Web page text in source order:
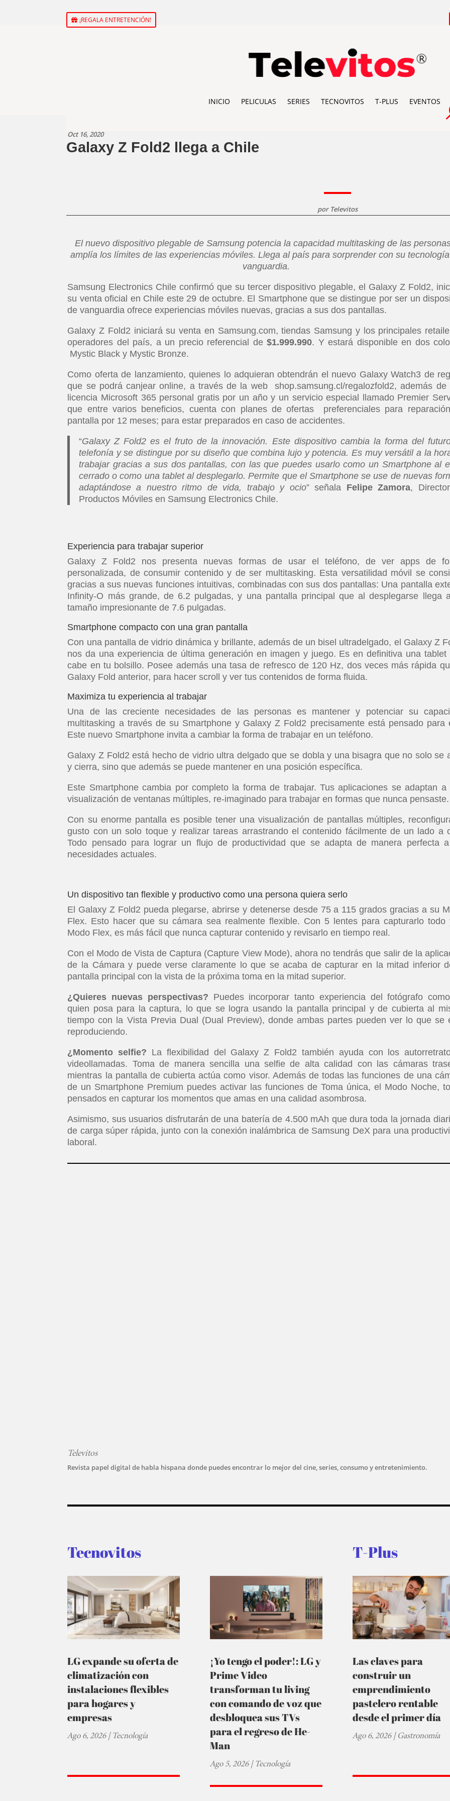
¡REGALA ENTRETENCIÓN!
INICIO PELICULAS SERIES TECNOVITOS T-PLUS EVENTOS
Oct 16, 2020
Galaxy Z Fold2 llega a Chile
por Televitos
El nuevo dispositivo plegable de Samsung potencia la capacidad multitasking de las
amplía los límites de las experiencias móviles. Llega al país para sorprender con su
vanguardia.
Samsung Electronics Chile confirmó que su tercer dispositivo plegable, el Galaxy Z Fold2,
su venta oficial en Chile este 29 de octubre. El Smartphone que se distingue por ser un
de vanguardia ofrece experiencias móviles nuevas, gracias a sus dos pantallas.
Galaxy Z Fold2 iniciará su venta en Samsung.com, tiendas Samsung y los principales
operadores del país, a un precio referencial de$1.999.990. Y estará disponible en dos
Mystic Black y Mystic Bronze.
Como oferta de lanzamiento, quienes lo adquieran obtendrán el nuevo Galaxy Watch3 de
que se podrá canjear online, a través de la web shop.samsung.cl/regalozfold2, además de
licencia Microsoft 365 personal gratis por un año y un servicio especial llamado Premier
que entre varios beneficios, cuenta con planes de ofertas preferenciales para
pantalla por 12 meses; para estar preparados en caso de accidentes.
“Galaxy Z Fold2 es el fruto de la innovación. Este dispositivo cambia la forma del
telefonía y se distingue por su diseño que combina lujo y potencia. Es muy versátil a la
trabajar gracias a sus dos pantallas, con las que puedes usarlo como un Smartphone al
cerrado o como una tablet al desplegarlo. Permite que el Smartphone se use de nuevas
adaptándose a nuestro ritmo de vida, trabajo y ocio” señala Felipe Zamora,
Productos Móviles en Samsung Electronics Chile.
Experiencia para trabajar superior
Galaxy Z Fold2 nos presenta nuevas formas de usar el teléfono, de ver apps de
personalizada, de consumir contenido y de ser multitasking. Esta versatilidad móvil se
gracias a sus nuevas funciones intuitivas, combinadas con sus dos pantallas: Una pantalla
Infinity-O más grande, de 6.2 pulgadas, y una pantalla principal que al desplegarse llega
tamaño impresionante de 7.6 pulgadas.
Smartphone compacto con una gran pantalla
Con una pantalla de vidrio dinámica y brillante, además de un bisel ultradelgado, el Galaxy Z
nos da una experiencia de última generación en imagen y juego. Es en definitiva una tablet
cabe en tu bolsillo. Posee además una tasa de refresco de 120 Hz, dos veces más rápida
Galaxy Fold anterior, para hacer scroll y ver tus contenidos de forma fluida.
Maximiza tu experiencia al trabajar
Una de las creciente necesidades de las personas es mantener y potenciar su
multitasking a través de su Smartphone y Galaxy Z Fold2 precisamente está pensado para
Este nuevo Smartphone invita a cambiar la forma de trabajar en un teléfono.
Galaxy Z Fold2 está hecho de vidrio ultra delgado que se dobla y una bisagra que no solo se
y cierra, sino que además se puede mantener en una posición específica.
Este Smartphone cambia por completo la forma de trabajar. Tus aplicaciones se adaptan a
visualización de ventanas múltiples, re-imaginado para trabajar en formas que nunca pensaste.
Con su enorme pantalla es posible tener una visualización de pantallas múltiples,
gusto con un solo toque y realizar tareas arrastrando el contenido fácilmente de un lado a
Todo pensado para lograr un flujo de productividad que se adapta de manera perfecta
necesidades actuales.
Un dispositivo tan flexible y productivo como una persona quiera serlo
El Galaxy Z Fold2 pueda plegarse, abrirse y detenerse desde 75 a 115 grados gracias a su
Flex. Esto hacer que su cámara sea realmente flexible. Con 5 lentes para capturarlo todo
Modo Flex, es más fácil que nunca capturar contenido y revisarlo en tiempo real.
Con el Modo de Vista de Captura (Capture View Mode), ahora no tendrás que salir de la
de la Cámara y puede verse claramente lo que se acaba de capturar en la mitad inferior
pantalla principal con la vista de la próxima toma en la mitad superior.
¿Quieres nuevas perspectivas? Puedes incorporar tanto experiencia del fotógrafo
quien posa para la captura, lo que se logra usando la pantalla principal y de cubierta al
tiempo con la Vista Previa Dual (Dual Preview), donde ambas partes pueden ver lo que se
reproduciendo.
¿Momento selfie? La flexibilidad del Galaxy Z Fold2 también ayuda con los
videollamadas. Toma de manera sencilla una selfie de alta calidad con las cámaras
mientras la pantalla de cubierta actúa como visor. Además de todas las funciones de una
de un Smartphone Premium puedes activar las funciones de Toma única, el Modo Noche,
pensados en capturar los momentos que amas en una calidad asombrosa.
Asimismo, sus usuarios disfrutarán de una batería de 4.500 mAh que dura toda la jornada
de carga súper rápida, junto con la conexión inalámbrica de Samsung DeX para una
laboral.
Televitos
Revista papel digital de habla hispana donde puedes encontrar lo mejor del cine, series, consumo y entretenimiento.
Tecnovitos
LG expande su oferta de
climatización con
instalaciones flexibles
para hogares y
empresas
Ago 6, 2026|Tecnología
¡Yo tengo el poder!: LG y
Prime Video
transforman tu living
con comando de voz que
desbloquea sus TVs
para el regreso de He-
Man
Ago 5, 2026|Tecnología
T-Plus
Las claves para
construir un
emprendimiento
pastelero rentable
desde el primer día
Ago 6, 2026|Gastronomía